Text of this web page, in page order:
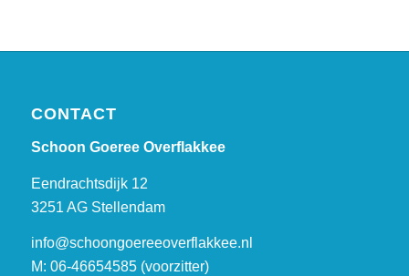
CONTACT
Schoon Goeree Overflakkee
Eendrachtsdijk 12
3251 AG Stellendam
info@schoongoereeoverflakkee.nl
M: 06-46654585 (voorzitter)